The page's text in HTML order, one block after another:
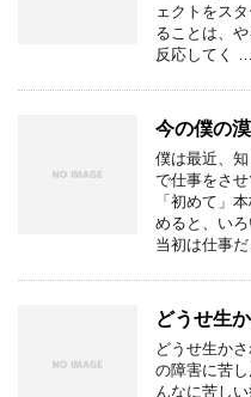
ェクトをス
ることは、
反応してく …
今の僕の
僕は最近、
で仕事をさ
「初めて」
めると、い
当初は仕事だ
どうせ生
どうせ生か
の障害に苦
んなに苦し